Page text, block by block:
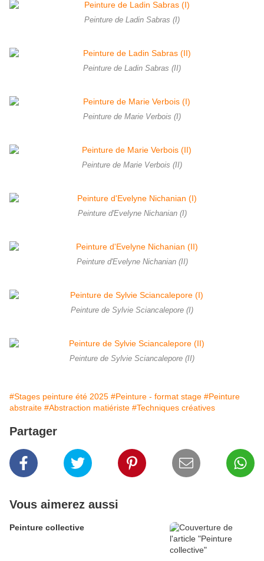
Peinture de Ladin Sabras (I)
Peinture de Ladin Sabras (II)
Peinture de Marie Verbois (I)
Peinture de Marie Verbois (II)
Peinture d'Evelyne Nichanian (I)
Peinture d'Evelyne Nichanian (II)
Peinture de Sylvie Sciancalepore (I)
Peinture de Sylvie Sciancalepore (II)
#Stages peinture été 2025 #Peinture - format stage #Peinture
abstraite #Abstraction matiériste #Techniques créatives
Partager
Vous aimerez aussi
Peinture collective